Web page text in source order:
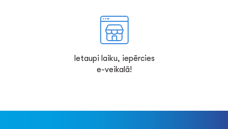
Ietaupi laiku, iepērcies
e-veikalā!